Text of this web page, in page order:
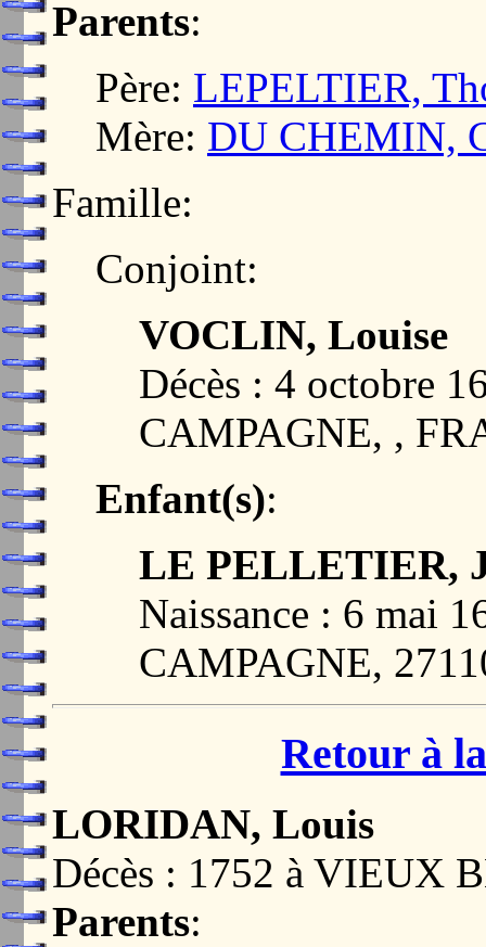
Parents:
Père: LEPELTIER,
Mère: DU CHEMIN,
Famille:
Conjoint:
VOCLIN, Louise
Décès : 4 octobre
CAMPAGNE, ,
Enfant(s):
LE PELLETIER,
Naissance : 6 mai
CAMPAGNE,
Retour à
LORIDAN, Louis
Décès : 1752 à VIEUX
Parents: